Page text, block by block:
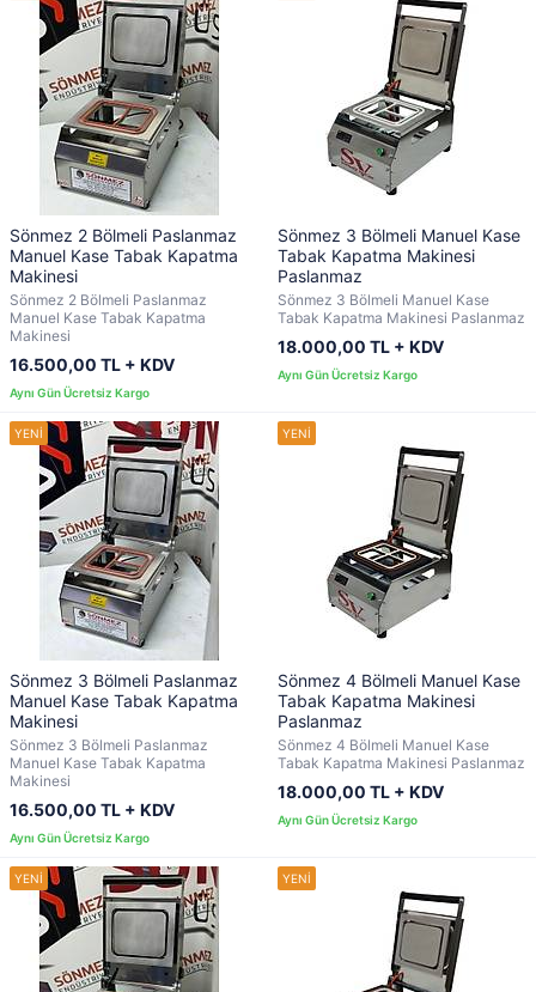
Sönmez 2 Bölmeli Paslanmaz
Manuel Kase Tabak Kapatma
Makinesi
Sönmez 2 Bölmeli Paslanmaz
Manuel Kase Tabak Kapatma
Makinesi
16.500,00 TL + KDV
Sönmez 3 Bölmeli Manuel Kase
Tabak Kapatma Makinesi
Paslanmaz
Sönmez 3 Bölmeli Manuel Kase
Tabak Kapatma Makinesi Paslanmaz
18.000,00 TL + KDV
Sönmez 3 Bölmeli Paslanmaz
Manuel Kase Tabak Kapatma
Makinesi
Sönmez 3 Bölmeli Paslanmaz
Manuel Kase Tabak Kapatma
Makinesi
16.500,00 TL + KDV
Sönmez 4 Bölmeli Manuel Kase
Tabak Kapatma Makinesi
Paslanmaz
Sönmez 4 Bölmeli Manuel Kase
Tabak Kapatma Makinesi Paslanmaz
18.000,00 TL + KDV